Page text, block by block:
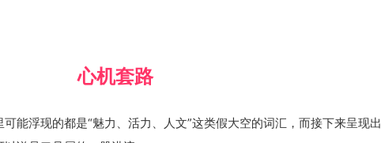
心机套路
能浮现的都是“魅力、活力、人文”这类假大空的词汇，而接下来呈现出